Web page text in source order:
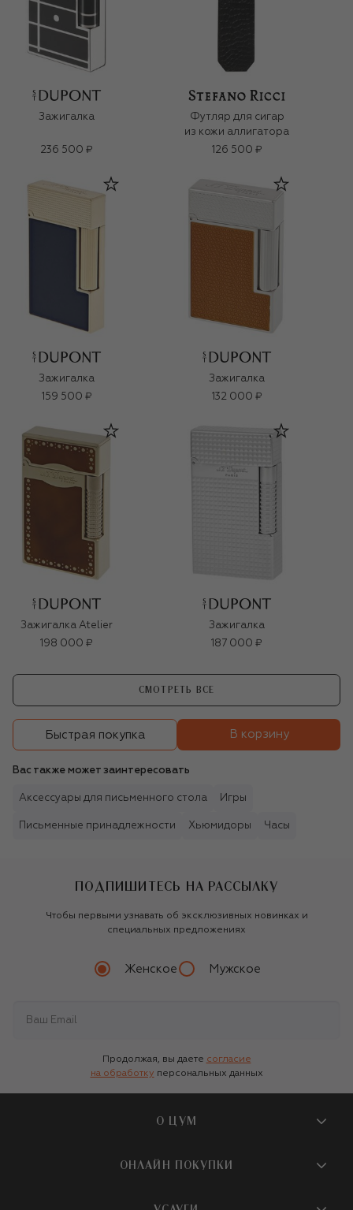
Зажигалка
236 500 ₽
Футляр для сигар
из кожи аллигатора
126 500 ₽
Зажигалка
159 500 ₽
Зажигалка
132 000 ₽
Зажигалка Atelier
198 000 ₽
Зажигалка
187 000 ₽
СМОТРЕТЬ ВСЕ
Быстрая покупка В корзину
Вас также может заинтересовать
Аксессуары для письменного стола Игры
Письменные принадлежности Хьюмидоры Часы
ПОДПИШИТЕСЬ НА РАССЫЛКУ
Чтобы первыми узнавать об эксклюзивных новинках и
специальных предложениях
Женское Мужское
Продолжая, вы даете согласие
на обработку персональных данных
О ЦУМ
О магазине
ОНЛАЙН ПОКУПКИ